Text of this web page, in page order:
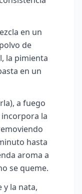
en un
de
la pimienta
en un
a fuego
la
hasta
aroma a
se queme.
la nata,